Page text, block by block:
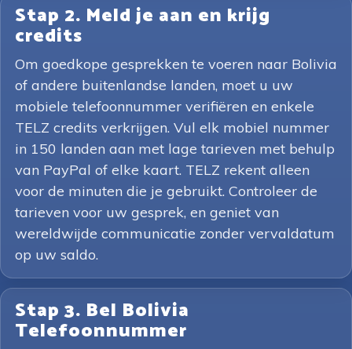
Stap 2. Meld je aan en krijg
credits
Om goedkope gesprekken te voeren naar Bolivia
of andere buitenlandse landen, moet u uw
mobiele telefoonnummer verifiëren en enkele
TELZ credits verkrijgen. Vul elk mobiel nummer
in 150 landen aan met lage tarieven met behulp
van PayPal of elke kaart. TELZ rekent alleen
voor de minuten die je gebruikt. Controleer de
tarieven voor uw gesprek, en geniet van
wereldwijde communicatie zonder vervaldatum
op uw saldo.
Stap 3. Bel Bolivia
Telefoonnummer